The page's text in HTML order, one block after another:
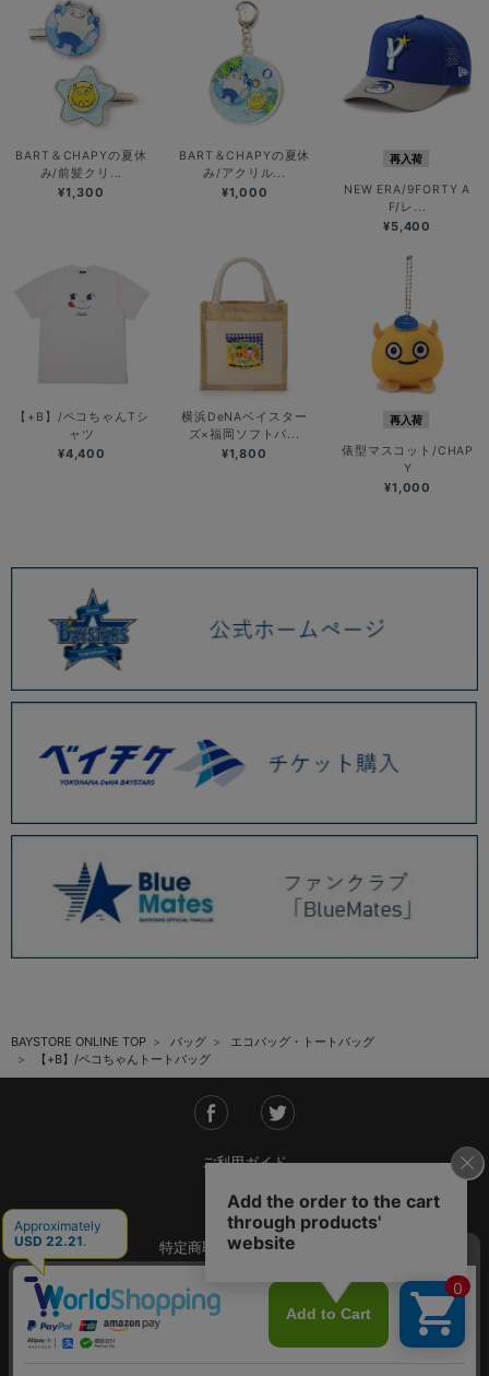
BART＆CHAPYの夏休
み/前髪クリ...
¥1,300
BART＆CHAPYの夏休
み/アクリル...
¥1,000
再入荷
NEW ERA/9FORTY A
F/レ...
¥5,400
【+B】/ペコちゃんTシ
ャツ
¥4,400
横浜DeNAベイスター
ズ×福岡ソフトバ...
¥1,800
再入荷
俵型マスコット/CHAP
Y
¥1,000
BAYSTORE ONLINE TOP バッグ
エコバッグ・トートバッグ
【+B】/ペコちゃんトートバッグ
ご利用ガイド
会社概要
特定商取引法に基づく表記
ご利用規約